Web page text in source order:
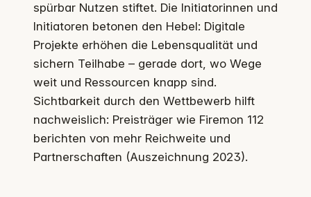
spürbar Nutzen stiftet. Die Initiatorinnen und
Initiatoren betonen den Hebel: Digitale
Projekte erhöhen die Lebensqualität und
sichern Teilhabe – gerade dort, wo Wege
weit und Ressourcen knapp sind.
Sichtbarkeit durch den Wettbewerb hilft
nachweislich: Preisträger wie Firemon 112
berichten von mehr Reichweite und
Partnerschaften (Auszeichnung 2023).